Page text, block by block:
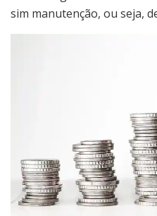
sim manutenção, ou seja,